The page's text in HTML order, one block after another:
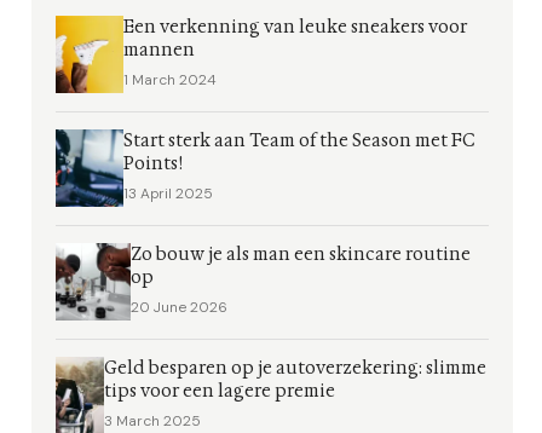
Een verkenning van leuke sneakers voor
mannen
1 March 2024
Start sterk aan Team of the Season met FC
Points!
13 April 2025
Zo bouw je als man een skincare routine
op
20 June 2026
Geld besparen op je autoverzekering: slimme
tips voor een lagere premie
3 March 2025